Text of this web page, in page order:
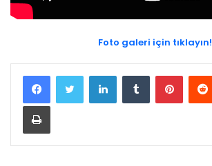
Foto galeri için tıklayın!